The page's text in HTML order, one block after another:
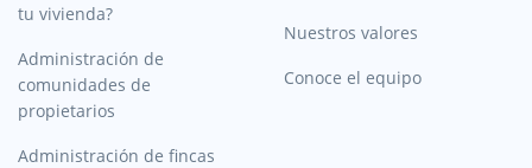
tu vivienda?
Administración de
comunidades de
propietarios
Administración de fincas
Nuestros valores
Conoce el equipo